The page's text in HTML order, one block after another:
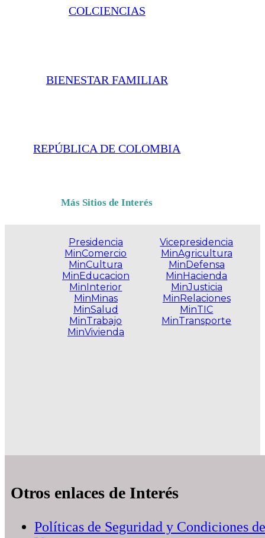
COLCIENCIAS
BIENESTAR FAMILIAR
REPÚBLICA DE COLOMBIA
Más Sitios de Interés
Presidencia
MinComercio
MinCultura
MinEducacion
MinInterior
MinMinas
MinSalud
MinTrabajo
MinVivienda
Vicepresidencia
MinAgricultura
MinDefensa
MinHacienda
MinJusticia
MinRelaciones
MinTIC
MinTransporte
Otros enlaces de Interés
Políticas de Seguridad y Condiciones de